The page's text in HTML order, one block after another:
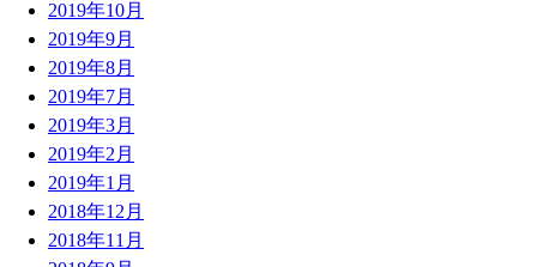
2019年10月
2019年9月
2019年8月
2019年7月
2019年3月
2019年2月
2019年1月
2018年12月
2018年11月